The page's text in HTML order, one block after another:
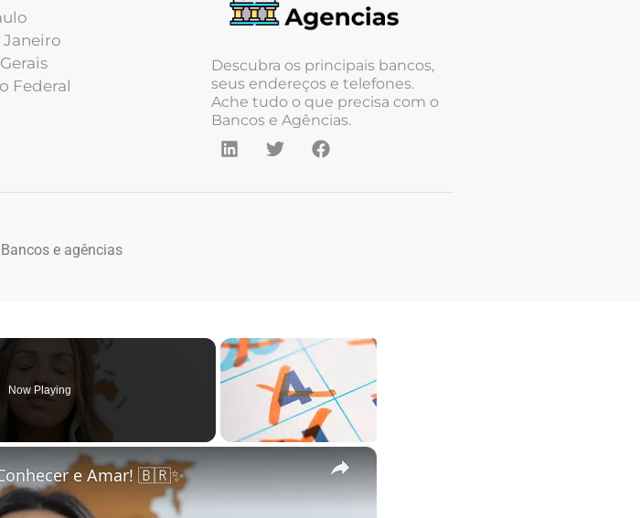
Janeiro
Federal
Descubra os principais bancos,
seus endereços e telefones.
Ache tudo o que precisa com o
Bancos e Agências.
e agências
Now Playing
×
e Amar! 🇧🇷✨